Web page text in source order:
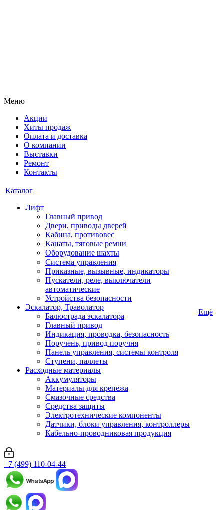
Меню
Акции
Хиты продаж
Оплата и доставка
О компании
Выставки
Ремонт
Контакты
Каталог
Лифт
Главный привод
Двери, приводы дверей
Кабина, противовес
Канаты, тяговые ремни
Оборудование шахты
Система управления
Приказные, вызывные, индикаторы
Пускатели, реле, выключатели
автоматические
Устройства безопасности
Эскалатор, Траволатор
Балюстрада эскалатора
Главный привод
Индикация, проводка, безопасность
Поручень, привод поручня
Панель управления, системы контроля
Ступени, паллеты
Расходные материалы
Аккумуляторы
Материалы для крепежа
Смазочные средства
Средства защиты
Электротехнические компоненты
Датчики, блоки управления, контроллеры
Кабельно-проводниковая продукция
Ещё
+7 (499) 110-04-44